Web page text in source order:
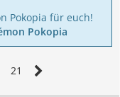
Pokopia für euch!
Pokopia
21